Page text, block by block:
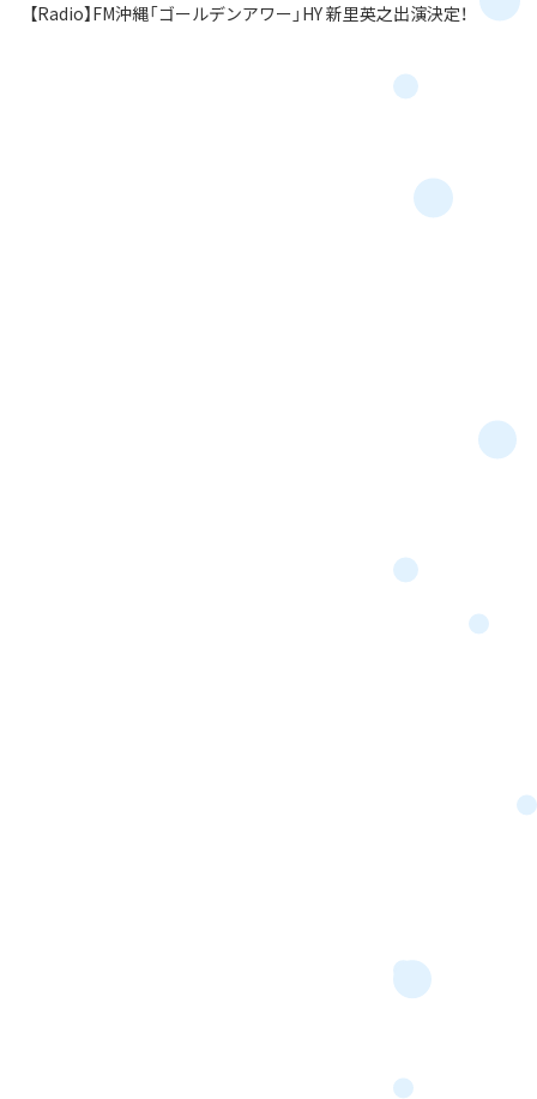
【Radio】FM沖縄「ゴールデンアワー」HY 新里英之出演決定！